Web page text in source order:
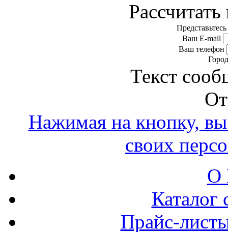
Представьтесь
Ваш E-mail
Ваш телефон
Город
Текст
Нажимая на кнопку, вы
своих
О
Каталог
Прайс-